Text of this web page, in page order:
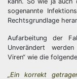
sogenannte
Rechtsgrundlage
Aufarbeitung der
Unverändert
Viren“ wie die
„Ein korrekt